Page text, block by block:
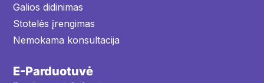
Galios didinimas
Stotelės įrengimas
Nemokama konsultacija
E-Parduotuvė